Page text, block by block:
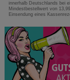
innerhalb Deutschlands bei
Mindestbestellwert von
Einsendung eines